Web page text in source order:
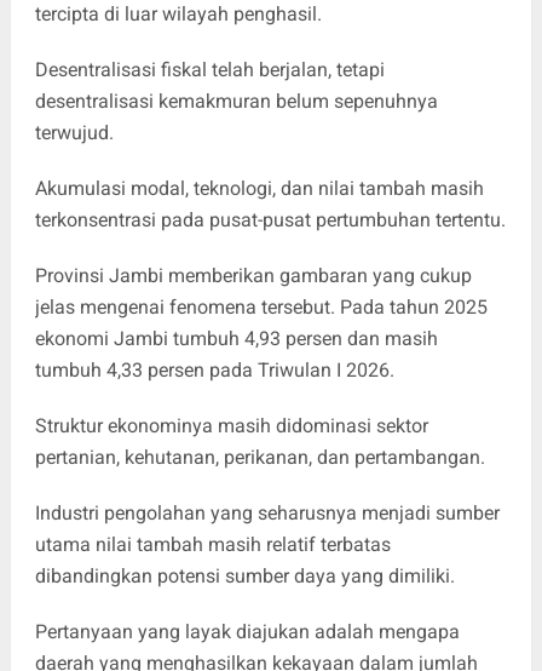
tercipta di luar wilayah penghasil.
Desentralisasi fiskal telah berjalan, tetapi
desentralisasi kemakmuran belum sepenuhnya
terwujud.
Akumulasi modal, teknologi, dan nilai tambah masih
terkonsentrasi pada pusat-pusat pertumbuhan tertentu.
Provinsi Jambi memberikan gambaran yang cukup
jelas mengenai fenomena tersebut. Pada tahun 2025
ekonomi Jambi tumbuh 4,93 persen dan masih
tumbuh 4,33 persen pada Triwulan I 2026.
Struktur ekonominya masih didominasi sektor
pertanian, kehutanan, perikanan, dan pertambangan.
Industri pengolahan yang seharusnya menjadi sumber
utama nilai tambah masih relatif terbatas
dibandingkan potensi sumber daya yang dimiliki.
Pertanyaan yang layak diajukan adalah mengapa
daerah yang menghasilkan kekayaan dalam jumlah